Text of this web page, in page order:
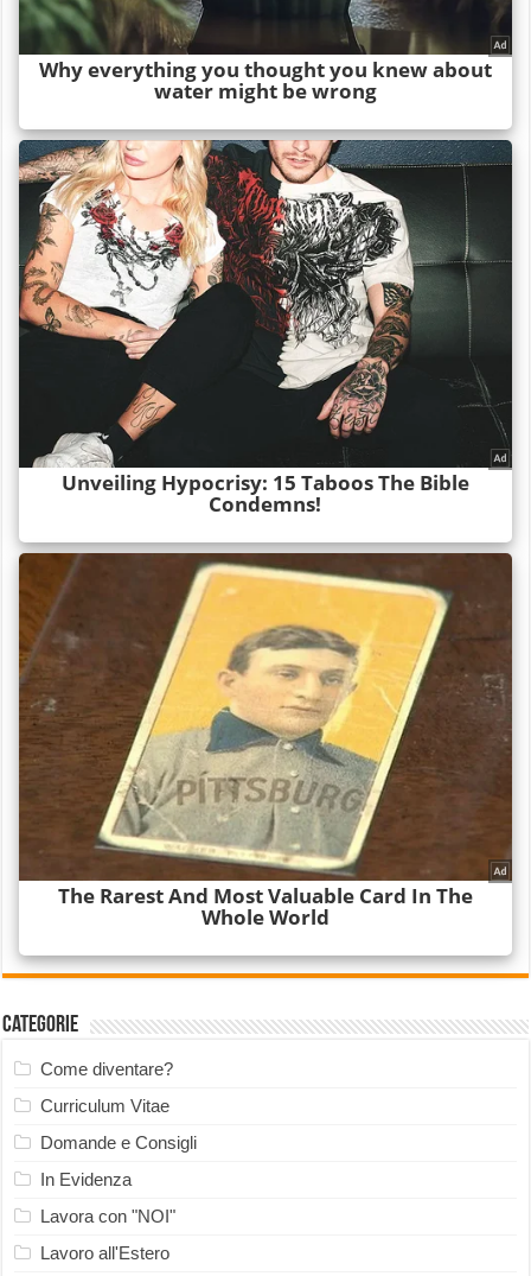
Categorie
Come diventare?
Curriculum Vitae
Domande e Consigli
In Evidenza
Lavora con "NOI"
Lavoro all'Estero